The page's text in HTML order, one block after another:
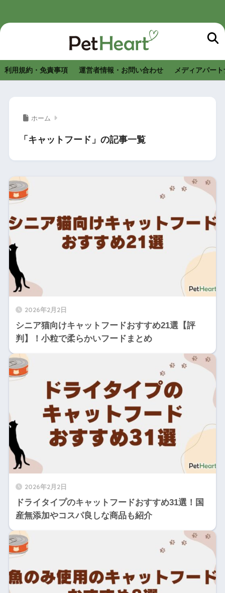
利用規約・免責事項 運営者情報・お問い合わせ メディアパー
ホーム
「キャットフード」の記事一覧
2026年2月2日
シニア猫向けキャットフードおすすめ21選【評
判】！小粒で柔らかいフードまとめ
2026年2月2日
ドライタイプのキャットフードおすすめ31選！国
産無添加やコスパ良しな商品も紹介